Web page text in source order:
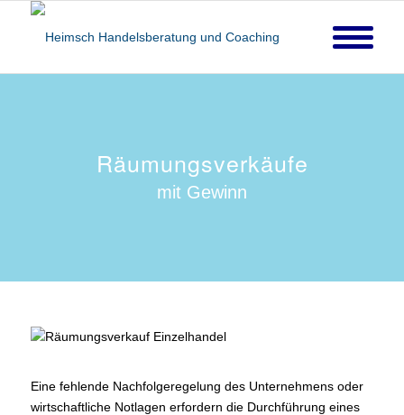
Räumungsverkäufe
mit Gewinn
Eine fehlende Nachfolgeregelung des Unternehmens oder
wirtschaftliche Notlagen erfordern die Durchführung eines